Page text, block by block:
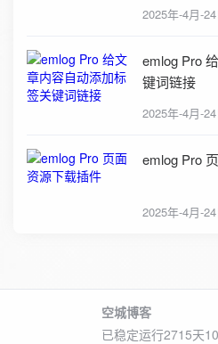
2025年-4月-24
emlog Pro
键词链接
2025年-4月-24
emlog Pro
2025年-4月-24
空城博客
已稳定运行2715天